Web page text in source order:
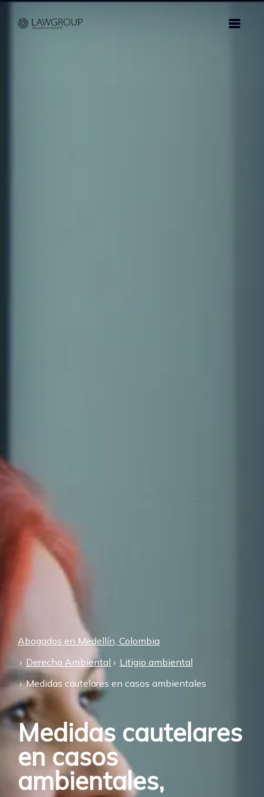
Abogados en Medellín, Colombia
Derecho Ambiental
Litigio ambiental
Medidas cautelares en casos ambientales
Medidas cautelares
en casos
ambientales,